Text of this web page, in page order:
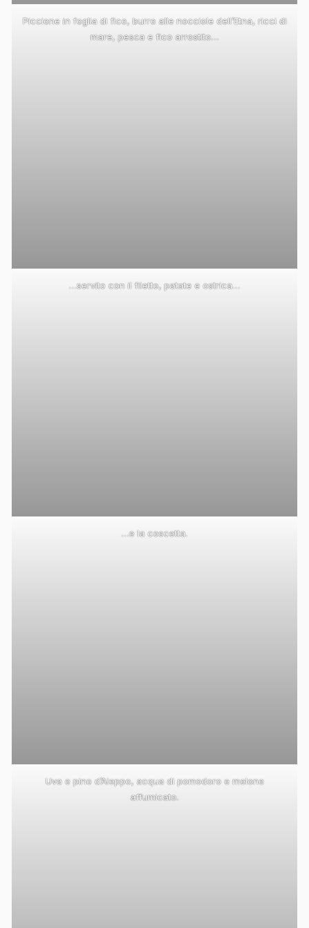
Piccione in foglia di fico, burro alle nocciole dell’Etna, ricci di
mare, pesca e fico arrostito…
…servito con il filetto, patate e ostrica…
…e la coscetta.
Uva e pino d’Aleppo, acqua di pomodoro e melone
affumicato.